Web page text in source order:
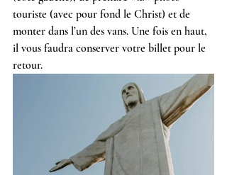
touriste (avec pour fond le Christ) et de
monter dans l’un des vans. Une fois en haut,
il vous faudra conserver votre billet pour le
retour.